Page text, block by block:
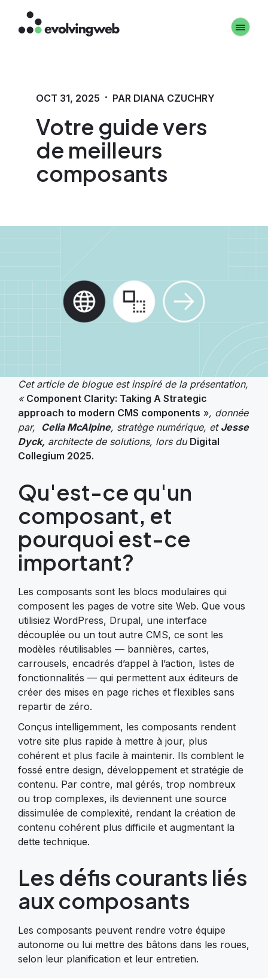
Aller
Votre guide vers
de meilleurs
composants
OCT 31, 2025 · PAR DIANA CZUCHRY
Cet article de blogue est inspiré de la présentation,
« Component Clarity: Taking A Strategic
approach to modern CMS components », donnée
par, Celia McAlpine, stratège numérique, et Jesse
Dyck, architecte de solutions, lors du Digital
Collegium 2025.
Qu'est-ce qu'un
composant, et
pourquoi est-ce
important?
Les composants sont les blocs modulaires qui
composent les pages de votre site Web. Que vous
utilisiez WordPress, Drupal, une interface
découplée ou un tout autre CMS, ce sont les
modèles réutilisables — bannières, cartes,
carrousels, encadrés d’appel à l’action, listes de
fonctionnalités — qui permettent aux éditeurs de
créer des mises en page riches et flexibles sans
repartir de zéro.
Conçus intelligemment, les composants rendent
votre site plus rapide à mettre à jour, plus
cohérent et plus facile à maintenir. Ils comblent le
fossé entre design, développement et stratégie de
contenu. Par contre, mal gérés, trop nombreux
ou trop complexes, ils deviennent une source
dissimulée de complexité, rendant la création de
contenu cohérent plus difficile et augmentant la
dette technique.
Les défis courants liés
aux composants
Les composants peuvent rendre votre équipe
autonome ou lui mettre des bâtons dans les roues,
selon leur planification et leur entretien.